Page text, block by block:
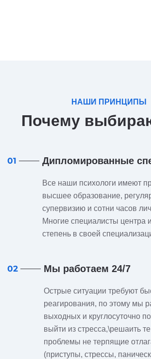
НАШИ ПРИНЦИПЫ
Почему
01 Дипломированные
Все наши психологи имеют
высшее образование,
супервизию и сотни часов
Многие специалисты центра
степень в своей
02 Мы работаем 24/7
Острые ситуации требуют
реагирования, по этому мы
выходных и круглосуточно
выйти из стресса,\решаить
проблемы не терпящие
(приступы, стрессы,